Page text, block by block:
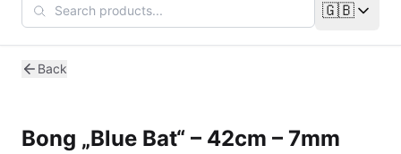
🇬🇧
Change
Back
Bong „Blue Bat“ – 42cm – 7mm